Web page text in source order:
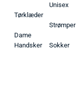
Tørklæder
Dame
Handsker
Unisex
Strømper
Sokker